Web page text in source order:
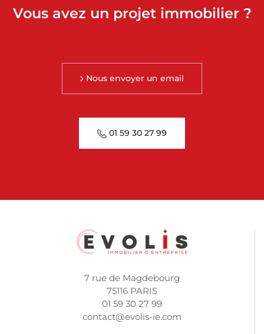
Vous avez un projet immobilier ?
Nous envoyer un email
01 59 30 27 99
7 rue de Magdebourg
75116 PARIS
01 59 30 27 99
contact@evolis-ie.com